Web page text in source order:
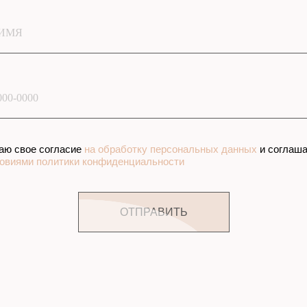
0000
свое согласие на обработку персональных данных и
политики конфиденциальности
ОТПРАВИТЬ
УСЛОВИЙ
ИТОГОВУЮ